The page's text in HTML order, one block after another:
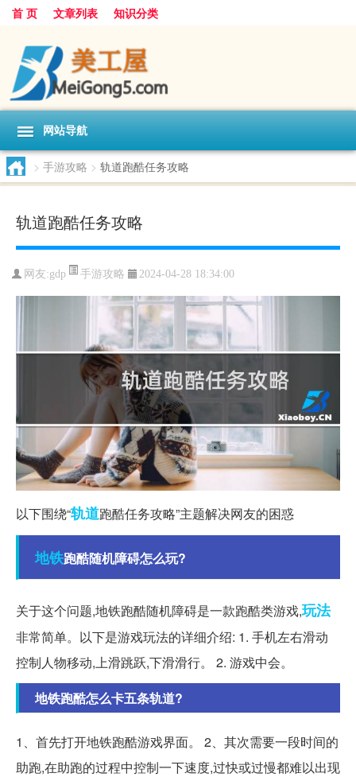
首 页 文章列表 知识分类
网站导航
> 手游攻略 > 轨道跑酷任务攻略
轨道跑酷任务攻略
网友:gdp 手游攻略 2024-04-28 18:34:00
以下围绕“轨道跑酷任务攻略”主题解决网友的困惑
地铁跑酷随机障碍怎么玩?
关于这个问题,地铁跑酷随机障碍是一款跑酷类游戏,玩法
非常简单。以下是游戏玩法的详细介绍: 1. 手机左右滑动
控制人物移动,上滑跳跃,下滑滑行。 2. 游戏中会。
地铁跑酷怎么卡五条轨道?
1、首先打开地铁跑酷游戏界面。 2、其次需要一段时间的
助跑,在助跑的过程中控制一下速度,过快或过慢都难以出现